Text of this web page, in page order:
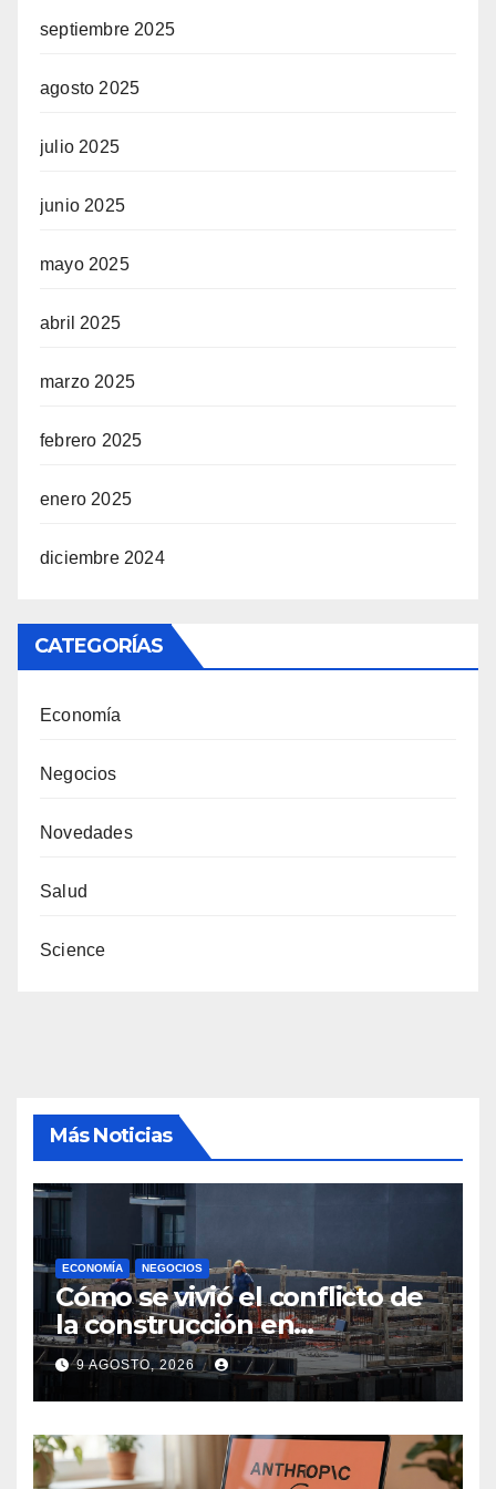
septiembre 2025
agosto 2025
julio 2025
junio 2025
mayo 2025
abril 2025
marzo 2025
febrero 2025
enero 2025
diciembre 2024
CATEGORÍAS
Economía
Negocios
Novedades
Salud
Science
Más Noticias
ECONOMÍA NEGOCIOS
Cómo se vivió el conflicto de
la construcción en
Maldonado, un
departamento donde el
sector tiene sus
particularidades
9 AGOSTO, 2026